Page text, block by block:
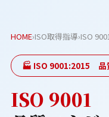
HOME›ISO取得指導›ISO
🏭 ISO 9001:2015 品
ISO 9001